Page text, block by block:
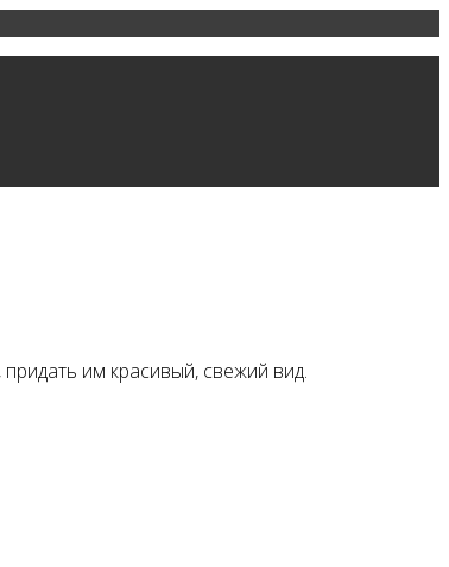
им красивый, свежий вид.